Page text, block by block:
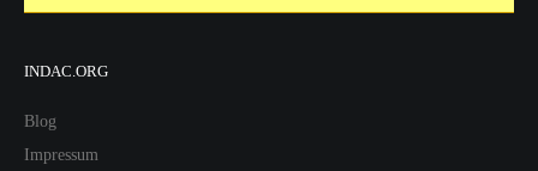
INDAC.ORG
Blog
Impressum